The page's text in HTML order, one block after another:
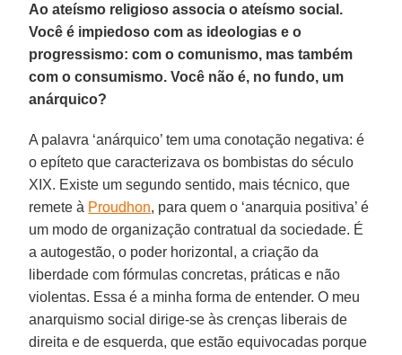
Ao ateísmo religioso associa o ateísmo social.
Você é impiedoso com as ideologias e o
progressismo: com o comunismo, mas também
com o consumismo. Você não é, no fundo, um
anárquico?
A palavra ‘anárquico’ tem uma conotação negativa: é
o epíteto que caracterizava os bombistas do século
XIX. Existe um segundo sentido, mais técnico, que
remete à Proudhon, para quem o ‘anarquia positiva’ é
um modo de organização contratual da sociedade. É
a autogestão, o poder horizontal, a criação da
liberdade com fórmulas concretas, práticas e não
violentas. Essa é a minha forma de entender. O meu
anarquismo social dirige-se às crenças liberais de
direita e de esquerda, que estão equivocadas porque